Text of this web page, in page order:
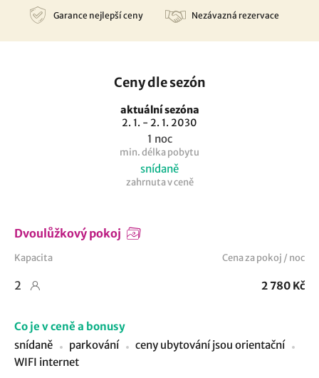
Garance nejlepší ceny Nezávazná rezervace
Ceny dle sezón
aktuální sezóna
2. 1. - 2. 1. 2030
1 noc
min. délka pobytu
snídaně
zahrnuta v ceně
Dvoulůžkový pokoj
Kapacita Cena za pokoj / noc
2 2 780 Kč
Co je v ceně a bonusy
snídaně
parkování
ceny ubytování jsou orientační
WIFI internet